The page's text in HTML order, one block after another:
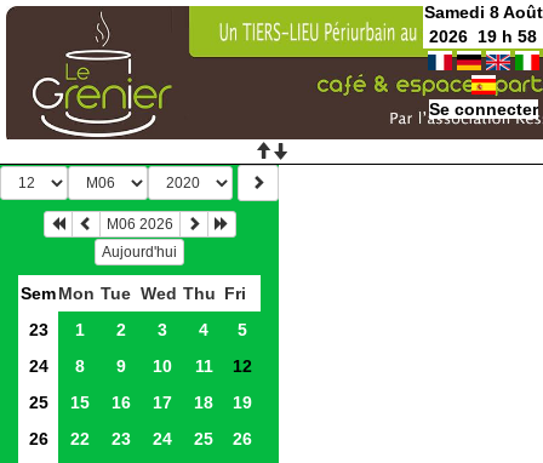
Samedi 8 Août
2026 19 h58
Se connecter
M06 2026
Aujourd'hui
SemMon Tue Wed Thu Fri
23
1 2 3 4
5
24
8 9 10 11
12
25
15 16 17 18
19
26
22 23 24 25
26